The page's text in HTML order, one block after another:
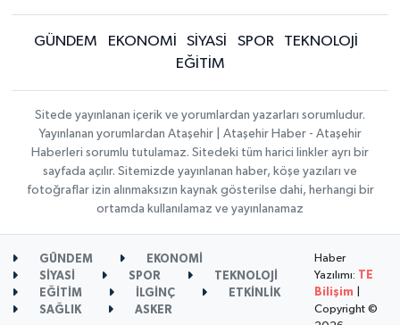
GÜNDEM EKONOMİ SİYASİ SPOR
TEKNOLOJİ
EĞİTİM
Sitede yayınlanan içerik ve yorumlardan yazarları sorumludur.
Yayınlanan yorumlardan Ataşehir | Ataşehir Haber - Ataşehir
Haberleri sorumlu tutulamaz. Sitedeki tüm harici linkler ayrı bir
sayfada açılır. Sitemizde yayınlanan haber, köşe yazıları ve
fotoğraflar izin alınmaksızın kaynak gösterilse dahi, herhangi bir
ortamda kullanılamaz ve yayınlanamaz
GÜNDEM
EKONOMİ
SİYASİ
SPOR
TEKNOLOJİ
EĞİTİM
İLGİNÇ
ETKİNLİK
SAĞLIK
ASKER
Haber
Yazılımı: TE
Bilişim
Copyright ©